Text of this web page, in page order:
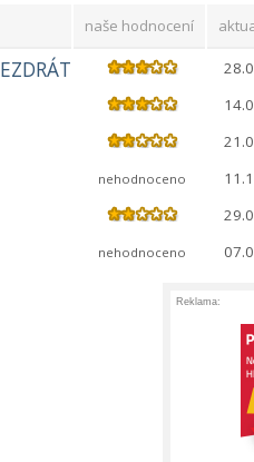
naše hodnocení
nehodnoceno
nehodnoceno
Reklama: